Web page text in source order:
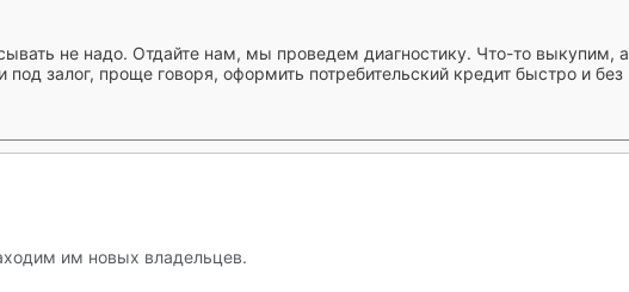
не надо. Отдайте нам, мы проведем диагностику. Что-то выкупим, а
залог, проще говоря, оформить потребительский кредит быстро и без
им новых владельцев.